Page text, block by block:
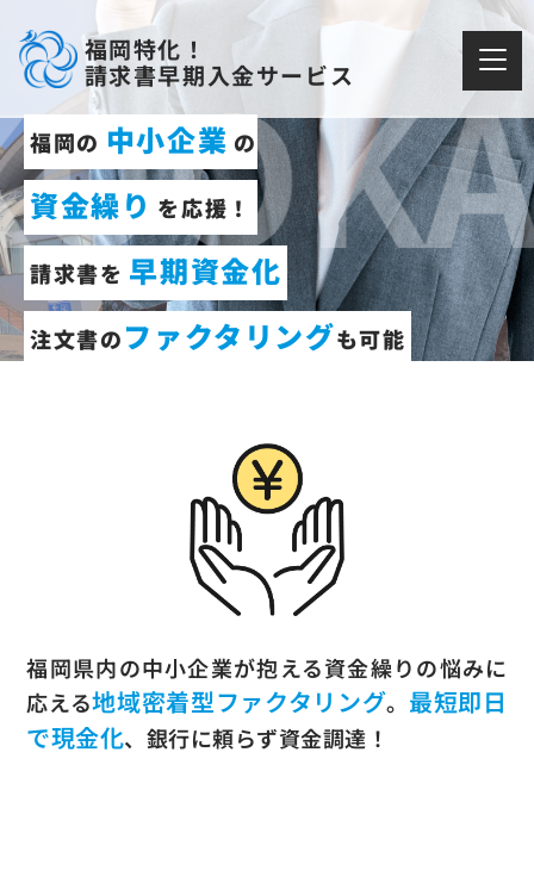
福岡特化！
請求書早期入金サービス
福岡の 中小企業 の
資金繰り を応援！
請求書を 早期資金化
注文書のファクタリングも可能
福岡県内の中小企業が抱える資金繰りの悩みに
応える地域密着型ファクタリング。 最短即日
で現金化、銀行に頼らず資金調達！